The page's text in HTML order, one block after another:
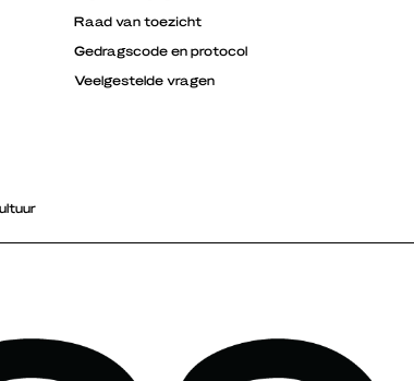
Raad van toezicht
Gedragscode en protocol
Veelgestelde vragen